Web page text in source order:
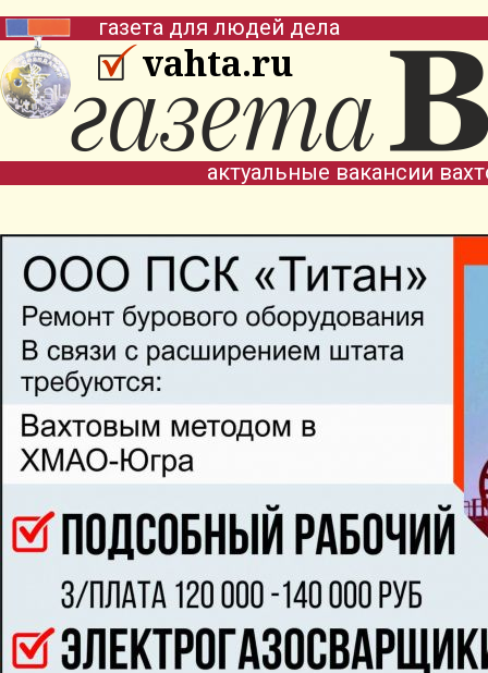
vahta.ru
газета для людей дела
актуальные вакансии